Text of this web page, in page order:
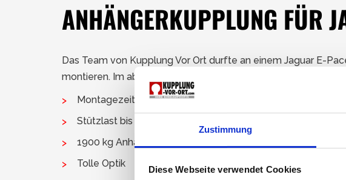
Zustimmung
Diese Webseite verwendet Cookies
ANHÄNGERKUPPLUNG FÜR
Das Team von Kupplung Vor Ort durfte an einem Jaguar E-
montieren. Im abgebauten Zustand ist absolut nichts sichtbar.
Montagezeit beträgt 2,5 Stunden inkl. Software Codierung
Stützlast bis zu 120 kg
1900 kg Anhängelast
Tolle Optik